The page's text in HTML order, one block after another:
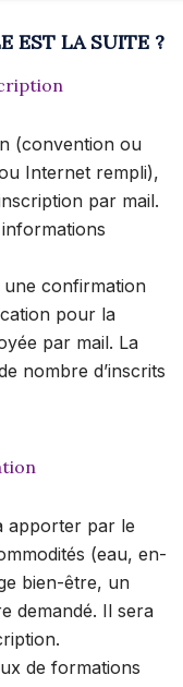
EST LA SUITE ?
(convention ou
Internet rempli),
par mail.
une confirmation
pour la
par mail. La
nombre d’inscrits
apporter par le
(eau, en-
bien-être, un
demandé. Il sera
de formations